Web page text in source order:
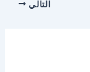
التالي